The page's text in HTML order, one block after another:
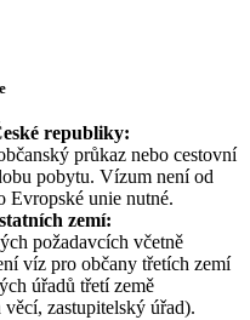
republiky:
průkaz nebo cestovní
pobytu. Vízum není od
Evropské unie nutné.
zemí:
požadavcích včetně
víz pro občany třetích zemí
úřadů třetí země
zastupitelský úřad).